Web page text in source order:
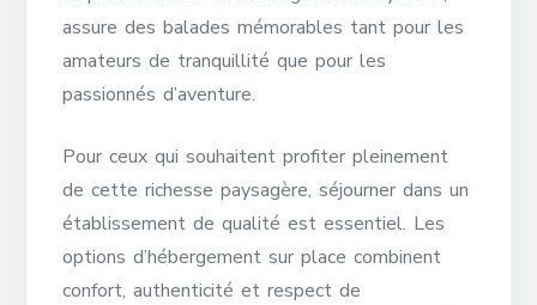
assure des balades mémorables tant pour les
amateurs de tranquillité que pour les
passionnés d’aventure.
Pour ceux qui souhaitent profiter pleinement
de cette richesse paysagère, séjourner dans un
établissement de qualité est essentiel. Les
options d’hébergement sur place combinent
confort, authenticité et respect de